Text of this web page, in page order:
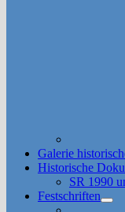
Galerie
Historische
SR 1990
Festschriften